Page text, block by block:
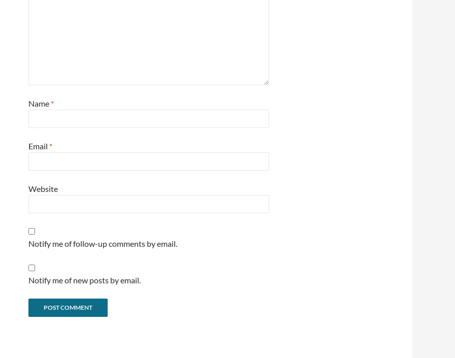
Name *
Email *
Website
Notify me of follow-up comments by email.
Notify me of new posts by email.